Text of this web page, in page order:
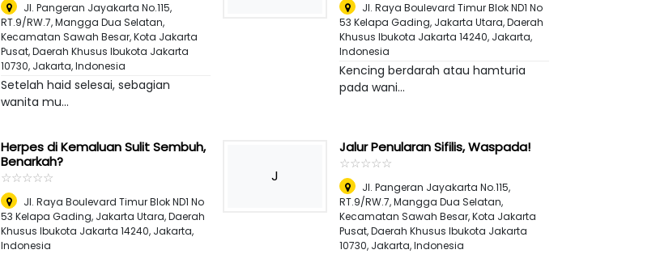
Jl. Pangeran Jayakarta No.115,
RT.9/RW.7, Mangga Dua Selatan,
Kecamatan Sawah Besar, Kota Jakarta
Pusat, Daerah Khusus Ibukota Jakarta
10730, Jakarta, Indonesia
Setelah haid selesai, sebagian
wanita mu...
Jl. Raya Boulevard Timur Blok ND1 No
53 Kelapa Gading, Jakarta Utara, Daerah
Khusus Ibukota Jakarta 14240, Jakarta,
Indonesia
Kencing berdarah atau hamturia
pada wani...
Herpes di Kemaluan Sulit Sembuh,
Benarkah?
☆☆☆☆☆
★★★★★
Jl. Raya Boulevard Timur Blok ND1 No
53 Kelapa Gading, Jakarta Utara, Daerah
Khusus Ibukota Jakarta 14240, Jakarta,
Indonesia
J
Jalur Penularan Sifilis, Waspada!
☆☆☆☆☆
★★★★★
Jl. Pangeran Jayakarta No.115,
RT.9/RW.7, Mangga Dua Selatan,
Kecamatan Sawah Besar, Kota Jakarta
Pusat, Daerah Khusus Ibukota Jakarta
10730, Jakarta, Indonesia